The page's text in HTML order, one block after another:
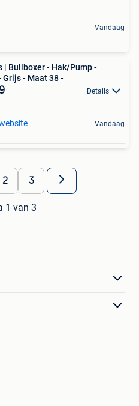
Vandaag
| Bullboxer - Hak/Pump -
Grijs - Maat 38 -
Details
Vandaag
2 3
1 van 3